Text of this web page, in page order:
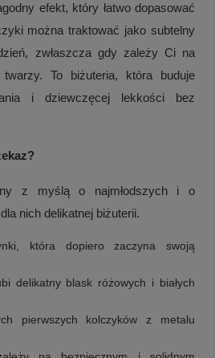
efekt, który łatwo dopasować
można traktować jako subtelny
zwłaszcza gdy zależy Ci na
To biżuteria, która buduje
i dziewczęcej lekkości bez
z myślą o najmłodszych i o
nich delikatnej biżuterii.
która dopiero zaczyna swoją
delikatny blask różowych i białych
pierwszych kolczyków z metalu